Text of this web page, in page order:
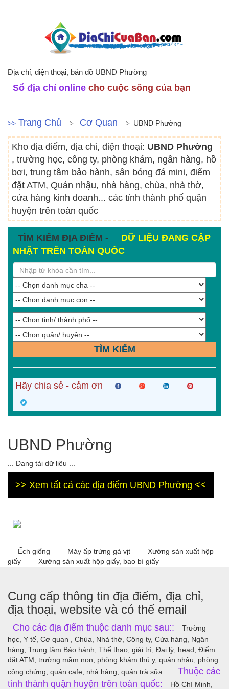
Địa chỉ, điện thoại, bản đồ UBND Phường
Sổ địa chỉ online cho cuộc sống của bạn
>> Trang Chủ Cơ Quan UBND Phường
Kho địa điểm, địa chỉ, điện thoại: UBND Phường
, trường học, công ty, phòng khám, ngân hàng, hồ
bơi, trung tâm bảo hành, sân bóng đá mini, điểm
đặt ATM, Quán nhậu, nhà hàng, chùa, nhà thờ,
cửa hàng kinh doanh... các tỉnh thành phố quận
huyện trên toàn quốc
TÌM KIẾM ĐỊA ĐIỂM -
DỮ LIỆU ĐANG CẬP
NHẬT TRÊN TOÀN QUỐC
TÌM KIẾM
Hãy chia sẻ - cảm ơn
UBND Phường
... Đang tải dữ liệu ...
>> Xem tất cả các địa điểm UBND Phường <<
Ếch giống Máy ấp trứng gà vịt
Xưởng sản xuất hộp
giấy
Xưởng sản xuất hộp giấy, bao bì giấy
Cung cấp thông tin địa điểm, địa chỉ,
địa thoại, website và có thể email
Cho các địa điểm thuộc danh mục sau::
Trường
học, Y tế, Cơ quan , Chùa, Nhà thờ, Công ty, Cửa hàng, Ngân
hàng, Trung tâm Bảo hành, Thể thao, giải trí, Đại lý, head, Điểm
đặt ATM, trường mầm non, phòng khám thú y, quán nhậu, phòng
công chứng, quán cafe, nhà hàng, quán trà sữa ...
Thuộc các
tỉnh thành quận huyện trên toàn quốc:
Hồ Chí Minh,